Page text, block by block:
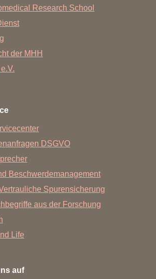
Research School
der MHH
DSGVO
Beschwerdemanagement
Spurensicherung
aus der Forschung
Life
auf